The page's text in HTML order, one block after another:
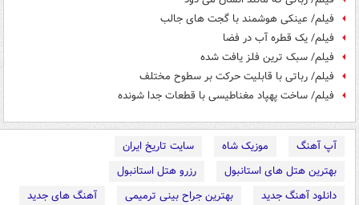
فیلم/ عینکی هوشمند با گجت های جالب
فیلم/ یک قطره آب در فضا
فیلم/ سبک ترین فلز یافت شده
فیلم/ رباتی با قابلیت حرکت بر سطوح مختلف
فیلم/ ساخت پهپاد مغناطیسی با قطعات جدا شونده
آپ آهنگ موزیک شاه
سایت تاریخ ایران
بهترین هتل های استانبول
رزرو هتل استانبول
دانلود آهنگ جدید
بهترین جراح بینی ترمیمی
آهنگ های جدید